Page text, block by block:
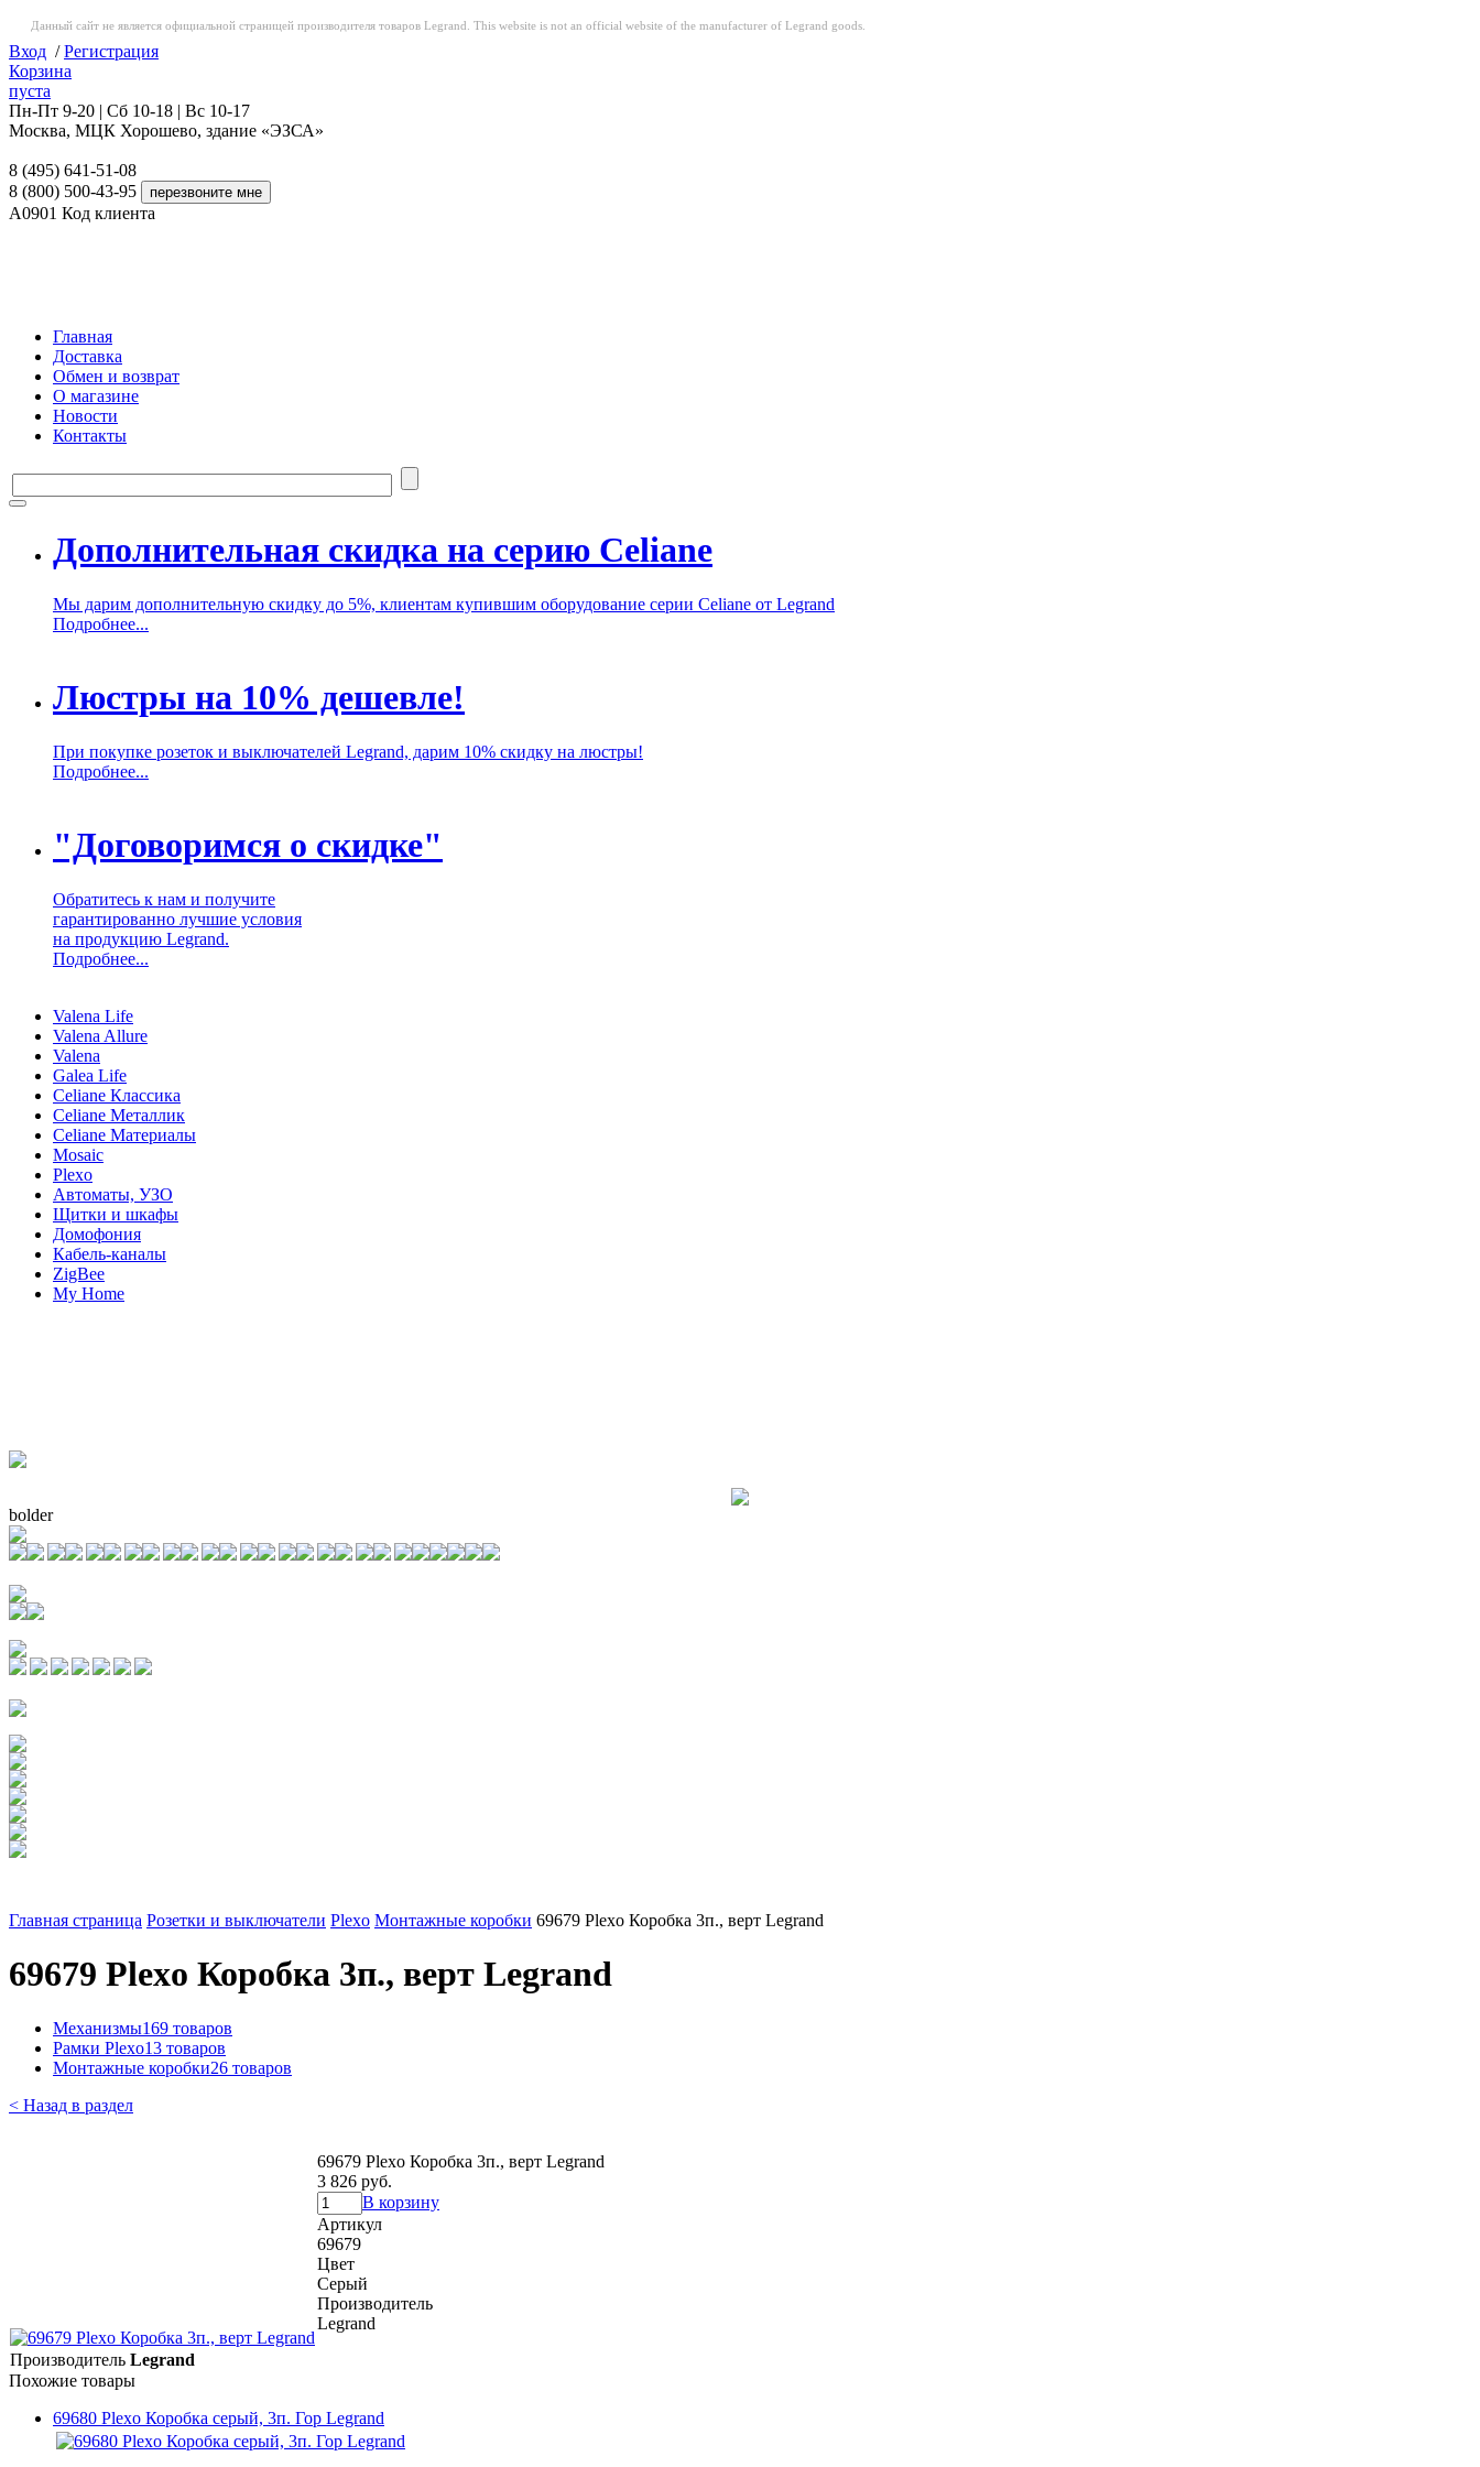
Данный сайт не является официальной страницей производителя товаров Legrand. This website is not an official website of the manufacturer of Legrand goods.
Вход /Регистрация
Корзина
пуста
Пн-Пт 9-20 | Сб 10-18 | Вс 10-17
Москва, МЦК Хорошево, здание «ЭЗСА»
8 (495) 641-51-08
8 (800) 500-43-95
A0901 Код клиента
Главная
Доставка
Обмен и возврат
О магазине
Новости
Контакты
Дополнительная скидка на серию Celiane
Мы дарим дополнительную скидку до 5%, клиентам купившим оборудование серии Celiane от Legrand
Подробнее...
Люстры на 10% дешевле!
При покупке розеток и выключателей Legrand, дарим 10% скидку на люстры!
Подробнее...
"Договоримся о скидке"
Обратитесь к нам и получите
гарантированно лучшие условия
на продукцию Legrand.
Подробнее...
Valena Life
Valena Allure
Valena
Galea Life
Celiane Классика
Celiane Металлик
Celiane Материалы
Mosaic
Plexo
Автоматы, УЗО
Щитки и шкафы
Домофония
Кабель-каналы
ZigBee
My Home
bolder
Главная страница Розетки и выключатели Plexo Монтажные коробки 69679 Plexo Коробка 3п., верт Legrand
69679 Plexo Коробка 3п., верт Legrand
Механизмы169 товаров
Рамки Plexo13 товаров
Монтажные коробки26 товаров
< Назад в раздел
69679 Plexo Коробка 3п., верт Legrand
3 826 руб.
В корзину
Артикул
69679
Цвет
Серый
Производитель
Legrand
Производитель Legrand
Похожие товары
69680 Plexo Коробка серый, 3п. Гор Legrand